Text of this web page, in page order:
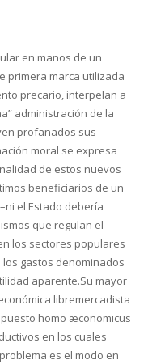
en manos de un
primera marca utilizada
precario, interpelan a
administración de la
profanados sus
moral se expresa
de estos nuevos
beneficiarios de un
el Estado debería
que regulan el
los sectores populares
gastos denominados
aparente.Su mayor
libremercadista
homo æconomicus
en los cuales
es el modo en